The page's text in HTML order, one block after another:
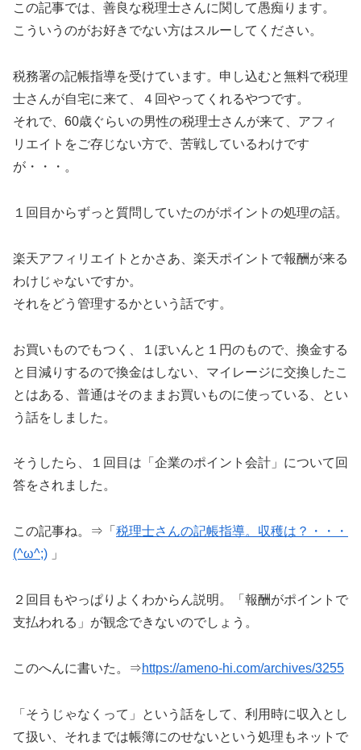
この記事では、善良な税理士さんに関して愚痴ります。
こういうのがお好きでない方はスルーしてください。
税務署の記帳指導を受けています。申し込むと無料で税理
士さんが自宅に来て、４回やってくれるやつです。
それで、60歳ぐらいの男性の税理士さんが来て、アフィ
リエイトをご存じない方で、苦戦しているわけです
が・・・。
１回目からずっと質問していたのがポイントの処理の話。
楽天アフィリエイトとかさあ、楽天ポイントで報酬が来る
わけじゃないですか。
それをどう管理するかという話です。
お買いものでもつく、１ぽいんと１円のもので、換金する
と目減りするので換金はしない、マイレージに交換したこ
とはある、普通はそのままお買いものに使っている、とい
う話をしました。
そうしたら、１回目は「企業のポイント会計」について回
答をされました。
この記事ね。⇒「 税理士さんの記帳指導。収穫は？・・・
(^ω^;) 」
２回目もやっぱりよくわからん説明。「報酬がポイントで
支払われる」が観念できないのでしょう。
このへんに書いた。⇒https://ameno-hi.com/archives/3255
「そうじゃなくって」という話をして、利用時に収入とし
て扱い、それまでは帳簿にのせないという処理もネットで